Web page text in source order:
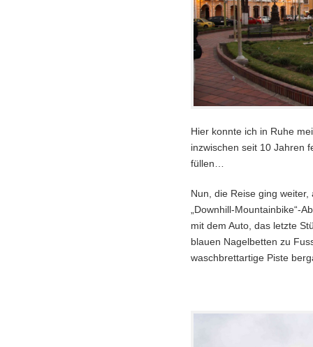
Hier konnte ich in Ruhe
inzwischen seit 10 Jahren
füllen…
Nun, die Reise ging
„Downhill-Mountainbike“-
mit dem Auto, das letzte
blauen Nagelbetten zu
waschbrettartige Piste